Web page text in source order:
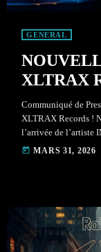
GENERAL
XLTRAX
Communiqué de
XLTRAX Records !
l’arrivée de l’artiste
IMERSAO propose
today MARS 31, 2026